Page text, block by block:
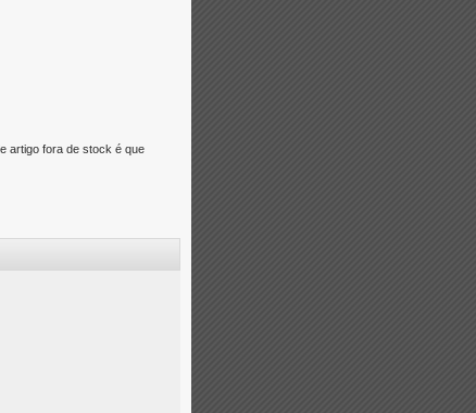
artigo fora de stock é que